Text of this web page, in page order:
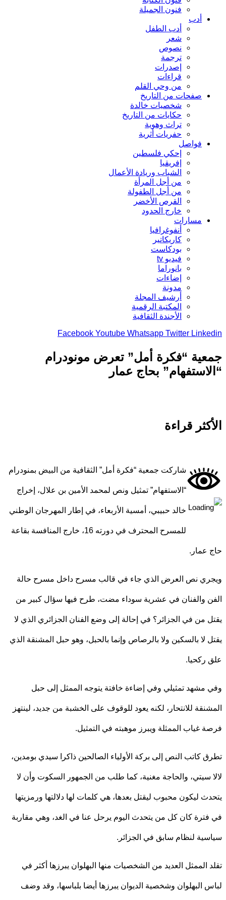
فنون الجميلة
أدب
أدب الطفل
شعر
نصوص
ترجمة
إصدرات
قراءات
من وحي القلم
صفحات من التاريخ
شخصيات خالدة
حكايات من التاريخ
تراث وهوية
حفريات أثرية
فواصل
إحكي فلسطين
إفريقيا
الشباب وريادة الأعمال
من أجل المرأة
من أجل الطفولة
القرص الأخضر
خارج الحدود
مسارات
أنفوغرافيا
كاريكاتير
بودكاست
فيديو tv
بانوراما
إضاءات
مدونة
أرشيف المجلة
المكتبة الرقمية
الأجندة الثقافية
Facebook Youtube Whatsapp Twitter
“فكرة أمل” تعرض مونودرام
بحاج عمار
قراءة
شاركت جمعية “فكرة أمل” الثقافية من البيض بمنودرام
“الاستفهام” تمثيل ونص لمحمد الأمين بن علال، إخراج
خالد حبيبي، أمسية الأربعاء، في إطار المهرجان الوطني
للمسرح المحترف في دورته 16، خارج المنافسة بقاعة
عمار.
نص العرض الذي جاء في قالب مسرح داخل مسرح حالة
والفنان في عشرية سوداء مضت، طرح فيها سؤال كبير من
من في الجزائر؟ في إحالة إلى وضع الفنان الجزائري الذي لا
لا بالسكين ولا بالرصاص وإنما بالحبل، وهو حبل المشنقة الذي
مشهد تمثيلي وفي إضاءة خافتة يتوجه الممثل إلى حبل
للانتحار، لكنه يعود للوقوف على الخشبة من جديد، لينتهز
غياب الممثلة ويبرز موهبته في التمثيل.
كاتب النص إلى بركة الأولياء الصالحين ذاكرا سيدي بومدين،
سيتي، والحاجة مغنية، كما طلب من الجمهور السكوت وأن لا
ليكون محبوب ليقتل بعدها، هي كلمات لها دلالتها ورمزيتها
كان كل من يتحدث اليوم يرحل عنا في الغد، وهي مقاربة
لنظام سابق في الجزائر.
الممثل العديد من الشخصيات منها البهلوان يبرزها أكثر في
البهلوان وشخصية الديوان يبرزها أيضا بلباسها، وقد وضف